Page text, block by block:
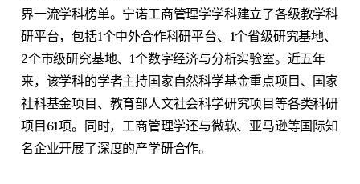
界一流学科榜单。宁诺工商管理学学科建立了各级教学科
研平台，包括1个中外合作科研平台、1个省级研究基地、
2个市级研究基地、1个数字经济与分析实验室。近五年
来，该学科的学者主持国家自然科学基金重点项目、国家
社科基金项目、教育部人文社会科学研究项目等各类科研
项目61项。同时，工商管理学还与微软、亚马逊等国际知
名企业开展了深度的产学研合作。